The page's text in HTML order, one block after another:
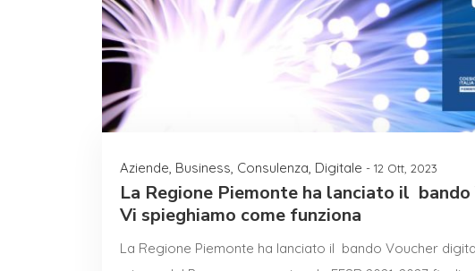
Aziende Business Consulenza Digitale - 12 Ott, 2023
La Regione Piemonte ha lanciato il
Vi spieghiamo come funziona
La Regione Piemonte ha lanciato il bando Voucher